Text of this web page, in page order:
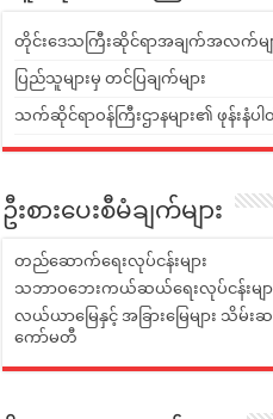
တိုင်းဒေသကြီးဆိုင်ရာအချက်အလက်မျ
ပြည်သူများမှ တင်ပြချက်များ
သက်ဆိုင်ရာဝန်ကြီးဌာနများ၏ ဖုန်းနံပါ
ဦးစားပေးစီမံချက်များ
တည်ဆောက်ရေးလုပ်ငန်းများ
သဘာဝဘေးကယ်ဆယ်ရေးလုပ်ငန်းမျာ
လယ်ယာမြေနှင့် အခြားမြေများ သိမ်း
ကော်မတီ